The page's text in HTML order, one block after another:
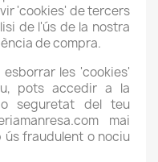
'cookies' de tercers
de l'ús de la nostra
de compra.
les 'cookies'
pots accedir a la
seguretat del teu
mai
fraudulent o nociu